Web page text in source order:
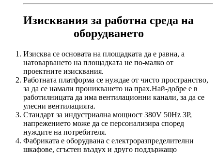
Изисквания за работна среда на
оборудването
Изисква се основата на площадката да е равна, а
натоварването на площадката не по-малко от
проектните изисквания.
Работната платформа се нуждае от чисто пространство,
за да се намали проникването на прах.Най-добре е в
работилницата да има вентилационни канали, за да се
улесни вентилацията.
Стандарт за индустриална мощност 380V 50Hz 3P,
напрежението може да се персонализира според
нуждите на потребителя.
Фабриката е оборудвана с електроразпределителни
шкафове, сгъстен въздух и друго поддържащо